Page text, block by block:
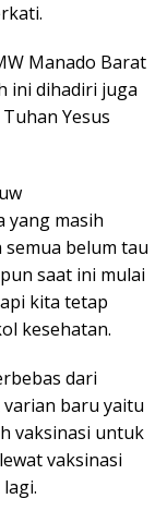
Manado Barat
ini dihadiri juga
Yesus
yang masih
belum tau
saat ini mulai
kita tetap
kesehatan.
dari
baru yaitu
vaksinasi untuk
vaksinasi